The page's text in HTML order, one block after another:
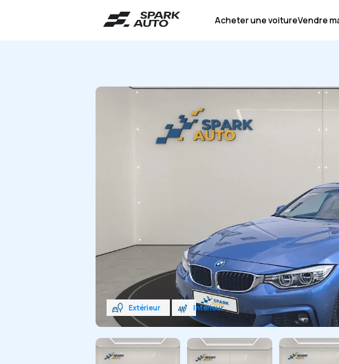
Acheter une voitureVendre
Extérieur Intérieur